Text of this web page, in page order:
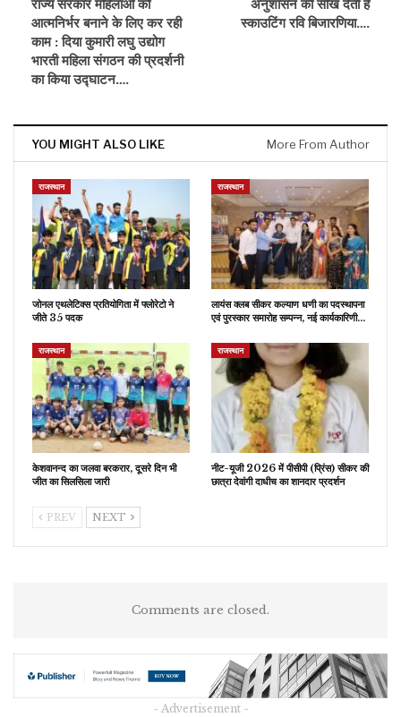
राज्य सरकार महिलाओं को
आत्मनिर्भर बनाने के लिए कर रही
काम : दिया कुमारी लघु उद्योग
भारती महिला संगठन की प्रदर्शनी
का किया उद्घाटन….
अनुशासन की सीख देती है
स्काउटिंग रवि बिजारणिया….
YOU MIGHT ALSO LIKE More From Author
राजस्थान
जोनल एथलेटिक्स प्रतियोगिता में फ्लोरेटो ने
जीते 35 पदक
राजस्थान
लायंस क्लब सीकर कल्याण धणी का पदस्थापना
एवं पुरस्कार समारोह सम्पन्न, नई कार्यकारिणी…
राजस्थान
केशवानन्द का जलवा बरकरार, दूसरे दिन भी
जीत का सिलसिला जारी
राजस्थान
नीट-यूजी 2026 में पीसीपी (प्रिंस) सीकर की
छात्रा देवांगी दाधीच का शानदार प्रदर्शन
PREV NEXT
Comments are closed.
- Advertisement -